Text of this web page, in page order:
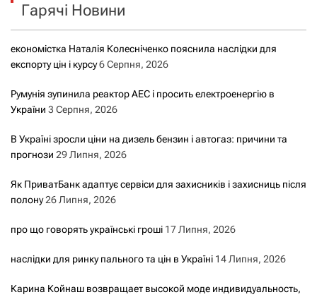
Гарячі Новини
економістка Наталія Колесніченко пояснила наслідки для
експорту цін і курсу6 Серпня, 2026
Румунія зупинила реактор АЕС і просить електроенергію в
України 3 Серпня, 2026
В Україні зросли ціни на дизель бензин і автогаз: причини та
прогнози 29 Липня, 2026
Як ПриватБанк адаптує сервіси для захисників і захисниць після
полону26 Липня, 2026
про що говорять українські гроші 17 Липня, 2026
наслідки для ринку пального та цін в Україні 14 Липня, 2026
Карина Койнаш возвращает высокой моде индивидуальность,